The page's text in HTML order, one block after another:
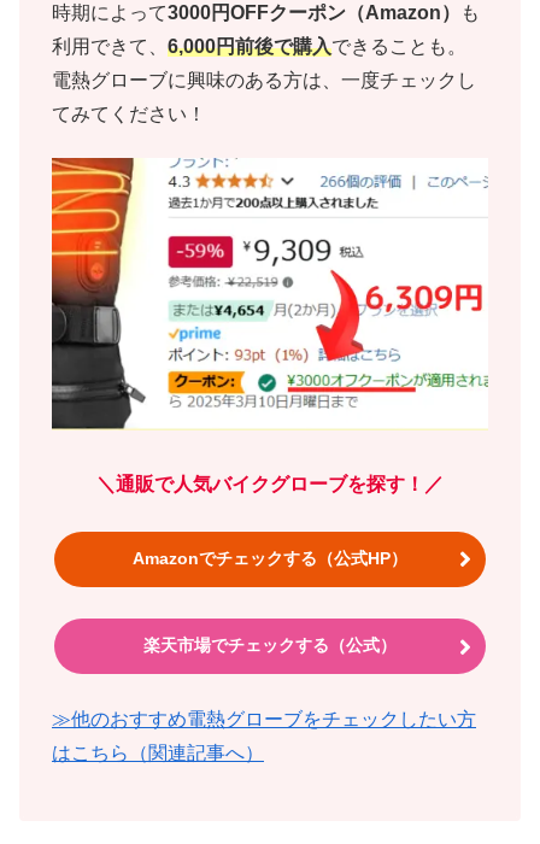
時期によって3000円OFFクーポン（Amazon）
も
利用できて、 6,000円前後で購入できることも。
電熱グローブに興味のある方は、一度チェックし
てみてください！
＼通販で人気バイクグローブを探す！／
Amazonでチェックする（公式HP）
楽天市場でチェックする（公式）
≫他のおすすめ電熱グローブをチェックしたい方
はこちら（関連記事へ）